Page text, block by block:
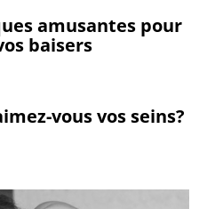
amusantes pour
baisers
vous vos seins?